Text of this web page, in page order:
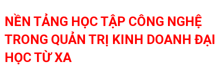
NỀN TẢNG HỌC TẬP CÔNG NGHỆ
TRONG QUẢN TRỊ KINH DOANH ĐẠI
HỌC TỪ XA